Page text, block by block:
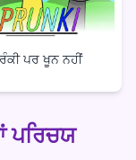
ਪਰ ਖੂਨ ਨਹੀਂ
ਪਰਿਚਯ